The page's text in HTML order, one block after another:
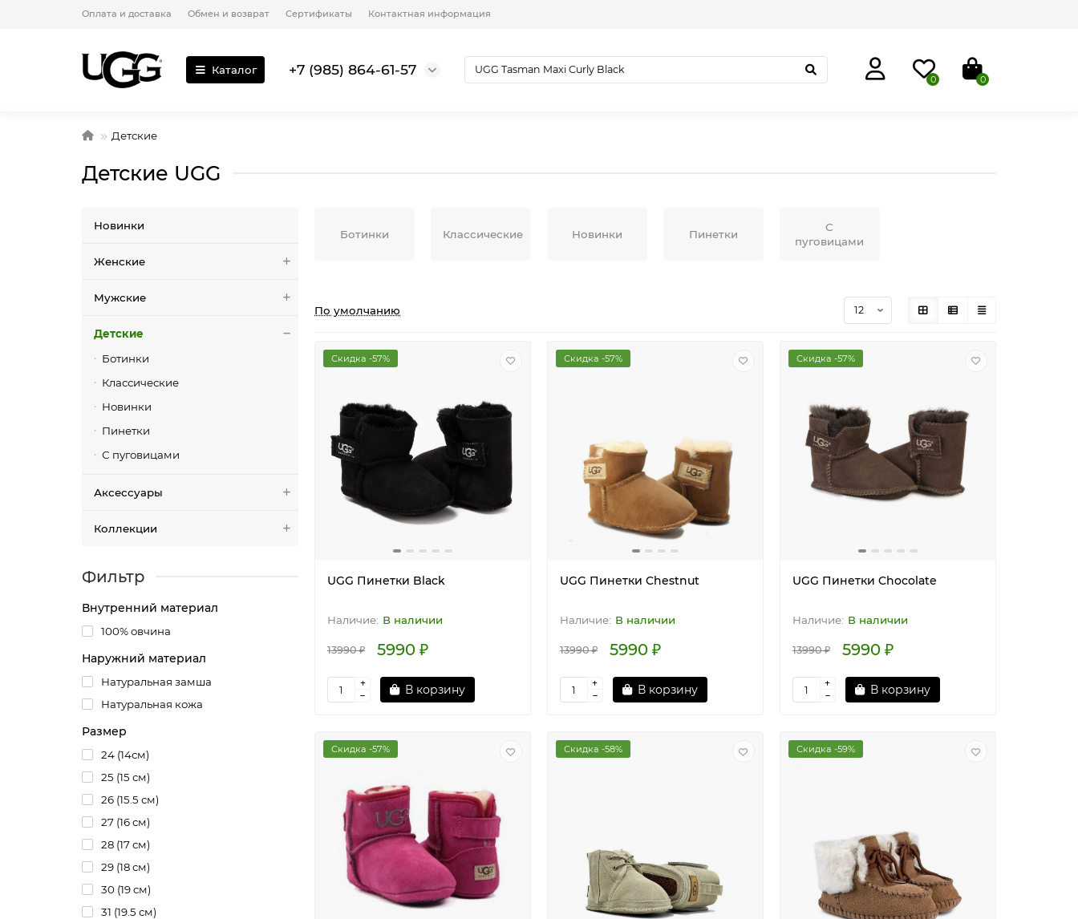
Оплата и доставка Обмен и возврат Сертификаты Контактная информация
Каталог +7 (985) 864-61-57
0 0
Детские
Детские UGG
Новинки
Женские
Мужские
Детские
Ботинки
Классические
Новинки
Пинетки
С пуговицами
Аксессуары
Коллекции
Фильтр
Внутренний материал
100% овчина
Наружний материал
Натуральная замша
Натуральная кожа
Размер
24 (14см)
25 (15 см)
26 (15.5 см)
27 (16 см)
28 (17 см)
29 (18 см)
30 (19 см)
31 (19.5 см)
Ботинки Классические Новинки Пинетки
С
пуговицами
По умолчанию
Скидка -57%
UGG Пинетки Black
В наличии
13990 ₽ 5990 ₽
В корзину
Скидка -57%
UGG Пинетки Chestnut
В наличии
13990 ₽ 5990 ₽
В корзину
Скидка -57%
UGG Пинетки Chocolate
В наличии
13990 ₽ 5990 ₽
В корзину
Скидка -57% Скидка -58% Скидка -59%